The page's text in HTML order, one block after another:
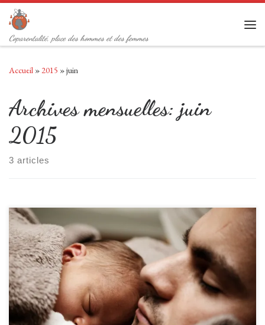
Passer au contenu
Coparentalité, place des hommes et des femmes
Accueil »2015 »juin
Archives mensuelles: juin
2015
3 articles
Romain Duriez 21.06.2015 Un papa et son enfant | Pixabay License by Si
le rôle des papas semble progressivement se rapprocher de celui des
mamans, la fête des mères a toujours été plus importante que celle des
pères. Un phénomène qui relève surtout d’une question sociétale. Si les
Français dépensent […]